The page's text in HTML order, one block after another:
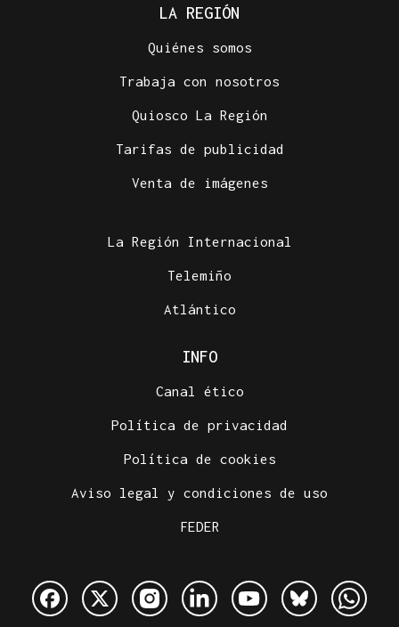
LA REGIÓN
Quiénes somos
Trabaja con nosotros
Quiosco La Región
Tarifas de publicidad
Venta de imágenes
La Región Internacional
Telemiño
Atlántico
INFO
Canal ético
Política de privacidad
Política de cookies
Aviso legal y condiciones de uso
FEDER